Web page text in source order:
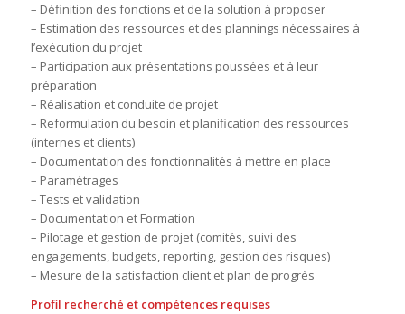
– Définition des fonctions et de la solution à proposer
– Estimation des ressources et des plannings nécessaires à
l’exécution du projet
– Participation aux présentations poussées et à leur
préparation
– Réalisation et conduite de projet
– Reformulation du besoin et planification des ressources
(internes et clients)
– Documentation des fonctionnalités à mettre en place
– Paramétrages
– Tests et validation
– Documentation et Formation
– Pilotage et gestion de projet (comités, suivi des
engagements, budgets, reporting, gestion des risques)
– Mesure de la satisfaction client et plan de progrès
Profil recherché et compétences requises